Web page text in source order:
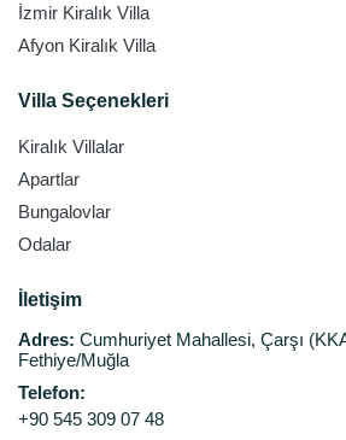
İzmir Kiralık Villa
Afyon Kiralık Villa
Villa Seçenekleri
Kiralık Villalar
Apartlar
Bungalovlar
Odalar
İletişim
Adres: Cumhuriyet Mahallesi, Çarşı
Fethiye/Muğla
Telefon:
+90 545 309 07 48